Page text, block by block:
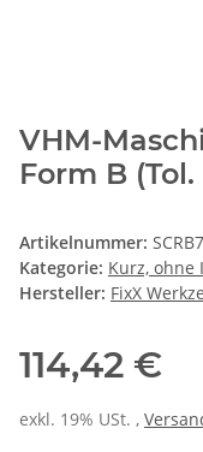
VHM-
Form B
Artikelnummer:
Kategorie: Kurz, ohne
Hersteller: FixX
114,42 €
exkl. 19% USt. ,